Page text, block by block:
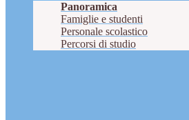
Panoramica
Famiglie e studenti
Personale scolastico
Percorsi di studio